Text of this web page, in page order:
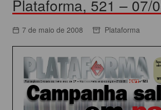
Plataforma, 521 – 07/
7 de maio de 2008 Plataforma